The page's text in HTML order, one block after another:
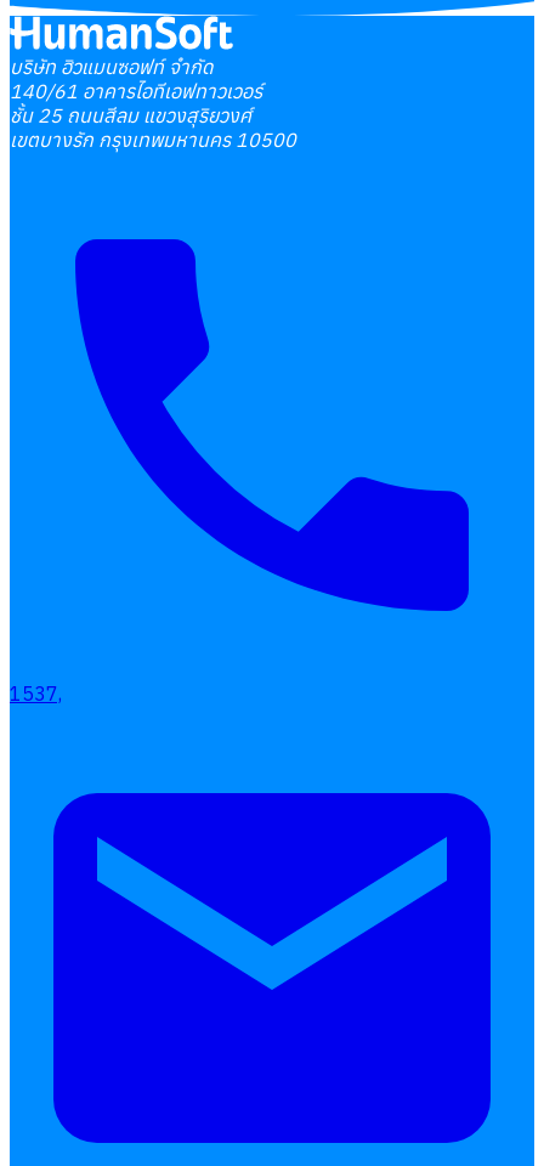
เอกสารออนไลน์
ลางาน
เบี้ยขยัน
แบบฟอร์มประเมินพนักงาน
บริษัท ฮิวแมนซอฟท์ จำกัด
140/61 อาคารไอทีเอฟทาวเวอร์
ชั้น 25 ถนนสีลม แขวงสุริยวงศ์
เขตบางรัก กรุงเทพมหานคร 10500
1537,